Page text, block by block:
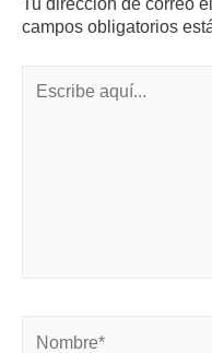
campos obligatorios